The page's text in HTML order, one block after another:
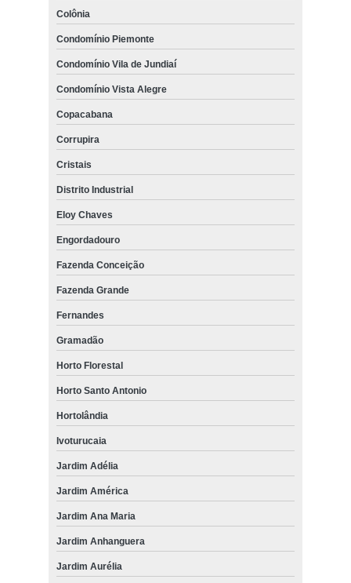
Colônia
Condomínio Piemonte
Condomínio Vila de Jundiaí
Condomínio Vista Alegre
Copacabana
Corrupira
Cristais
Distrito Industrial
Eloy Chaves
Engordadouro
Fazenda Conceição
Fazenda Grande
Fernandes
Gramadão
Horto Florestal
Horto Santo Antonio
Hortolândia
Ivoturucaia
Jardim Adélia
Jardim América
Jardim Ana Maria
Jardim Anhanguera
Jardim Aurélia